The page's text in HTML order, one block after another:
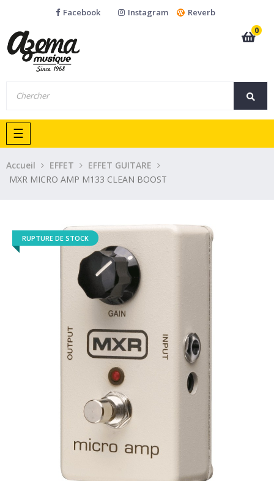
Facebook Instagram
Reverb
0
Basculer
la
navigation
☰
Accueil EFFET
EFFET GUITARE
MXR MICRO AMP M133 CLEAN BOOST
RUPTURE DE STOCK